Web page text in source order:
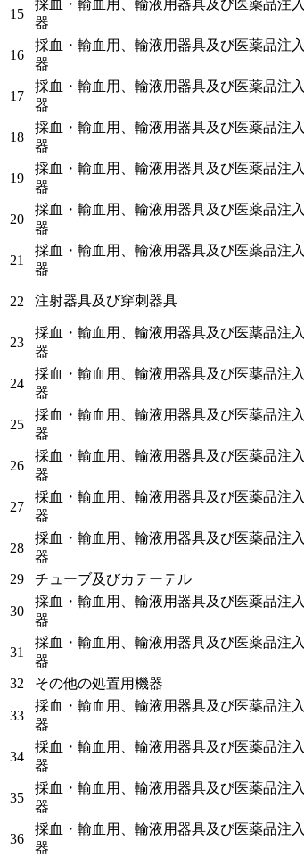
15
採血・輸血用、輸液用器具及び医薬品注入
器
16
採血・輸血用、輸液用器具及び医薬品注入
器
17
採血・輸血用、輸液用器具及び医薬品注入
器
18
採血・輸血用、輸液用器具及び医薬品注入
器
19
採血・輸血用、輸液用器具及び医薬品注入
器
20
採血・輸血用、輸液用器具及び医薬品注入
器
21
採血・輸血用、輸液用器具及び医薬品注入
器
22 注射器具及び穿刺器具
23
採血・輸血用、輸液用器具及び医薬品注入
器
24
採血・輸血用、輸液用器具及び医薬品注入
器
25
採血・輸血用、輸液用器具及び医薬品注入
器
26
採血・輸血用、輸液用器具及び医薬品注入
器
27
採血・輸血用、輸液用器具及び医薬品注入
器
28
採血・輸血用、輸液用器具及び医薬品注入
器
29 チューブ及びカテーテル
30
採血・輸血用、輸液用器具及び医薬品注入
器
31
採血・輸血用、輸液用器具及び医薬品注入
器
32 その他の処置用機器
33
採血・輸血用、輸液用器具及び医薬品注入
器
34
採血・輸血用、輸液用器具及び医薬品注入
器
35
採血・輸血用、輸液用器具及び医薬品注入
器
36
採血・輸血用、輸液用器具及び医薬品注入
器